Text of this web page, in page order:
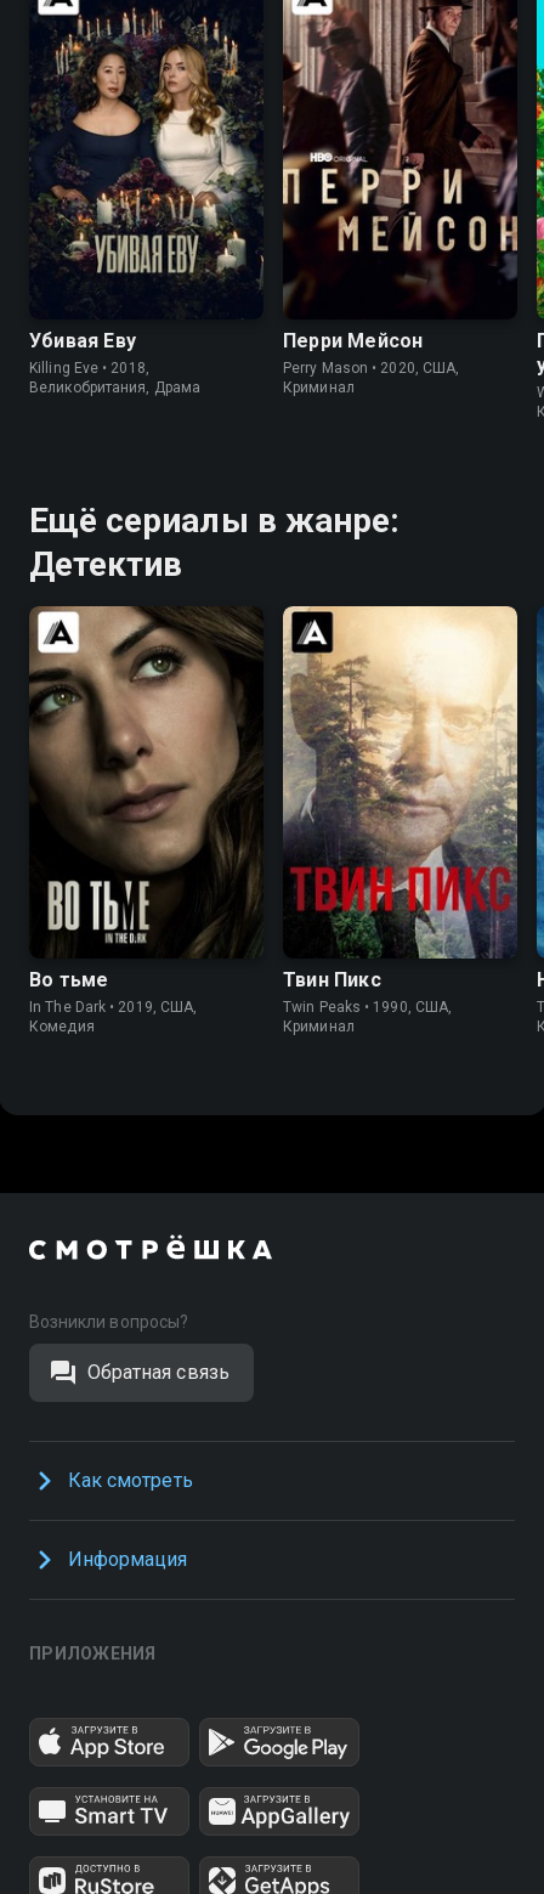
7.7 8.1
Убивая Еву
Killing Eve • 2018,
Великобритания, Драма
Перри Мейсон
Perry Mason • 2020, США,
Криминал
Ещё сериалы в жанре:
Детектив
7.4 7.5
Во тьме
In The Dark • 2019, США,
Комедия
8.4 8.7
Твин Пикс
Twin Peaks • 1990, США,
Криминал
Возникли вопросы?
Обратная связь
Как смотреть
Информация
ПРИЛОЖЕНИЯ